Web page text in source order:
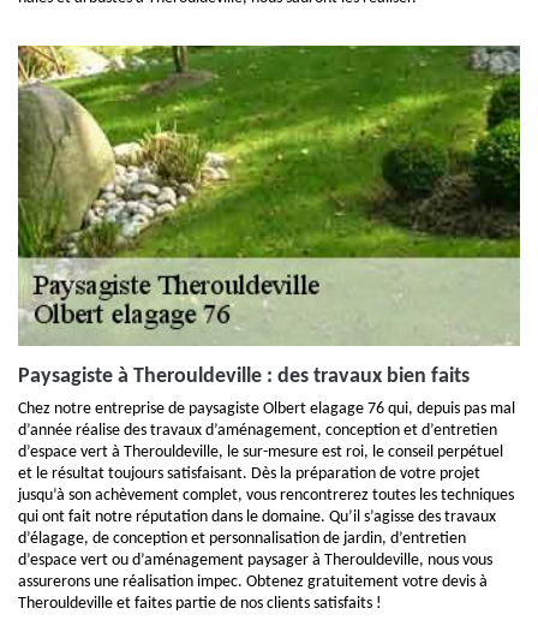
Paysagiste à Therouldeville : des travaux bien faits
Chez notre entreprise de paysagiste Olbert elagage 76 qui, depuis pas mal
d’année réalise des travaux d’aménagement, conception et d’entretien
d’espace vert à Therouldeville, le sur-mesure est roi, le conseil perpétuel
et le résultat toujours satisfaisant. Dès la préparation de votre projet
jusqu’à son achèvement complet, vous rencontrerez toutes les techniques
qui ont fait notre réputation dans le domaine. Qu’il s’agisse des travaux
d’élagage, de conception et personnalisation de jardin, d’entretien
d’espace vert ou d’aménagement paysager à Therouldeville, nous vous
assurerons une réalisation impec. Obtenez gratuitement votre devis à
Therouldeville et faites partie de nos clients satisfaits !